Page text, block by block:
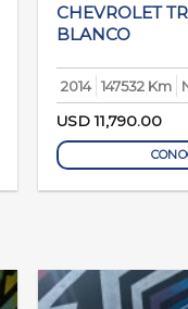
CHEVROLET
BLANCO
2014 147532 Km
USD11,790.00